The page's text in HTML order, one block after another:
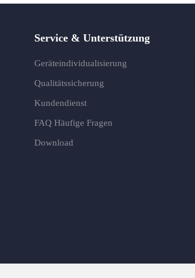
Service & Unterstützung
Geräteindividualisierung
Qualitätssicherung
Kundendienst
FAQ Häufige Fragen
Download